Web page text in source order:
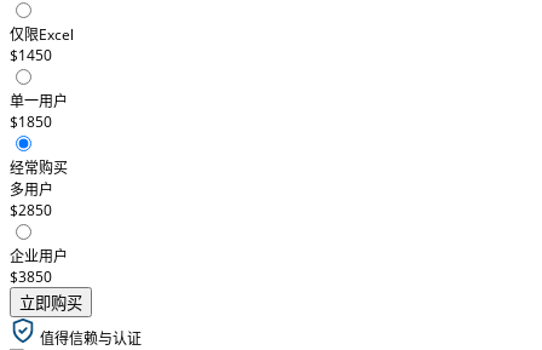
仅限Excel
$1450
单一用户
$1850
经常购买
多用户
$2850
企业用户
$3850
立即购买
值得信赖与认证